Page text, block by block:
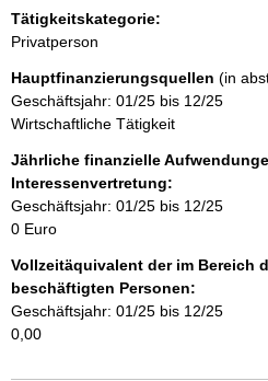
n
i
n
h
a
l
t
Tätigkeitskategorie:
Privatperson
Hauptfinanzierungsquellen (in
Geschäftsjahr: 01/25 bis 12/25
Wirtschaftliche Tätigkeit
Jährliche finanzielle
Interessenvertretung:
Geschäftsjahr: 01/25 bis 12/25
0 Euro
Vollzeitäquivalent der im Bereich
beschäftigten Personen:
Geschäftsjahr: 01/25 bis 12/25
0,00